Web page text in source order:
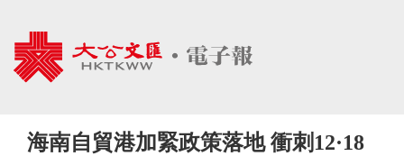
海南自貿港加緊政策落地 衝刺12·18